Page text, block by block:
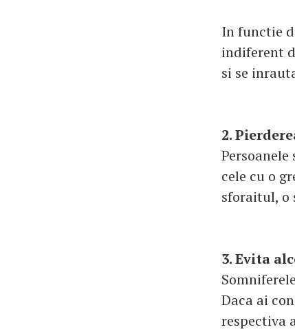
In functie
indiferent
si se
2.
cele cu o
sforaitul, o
3. Evita
Daca ai
respectiva